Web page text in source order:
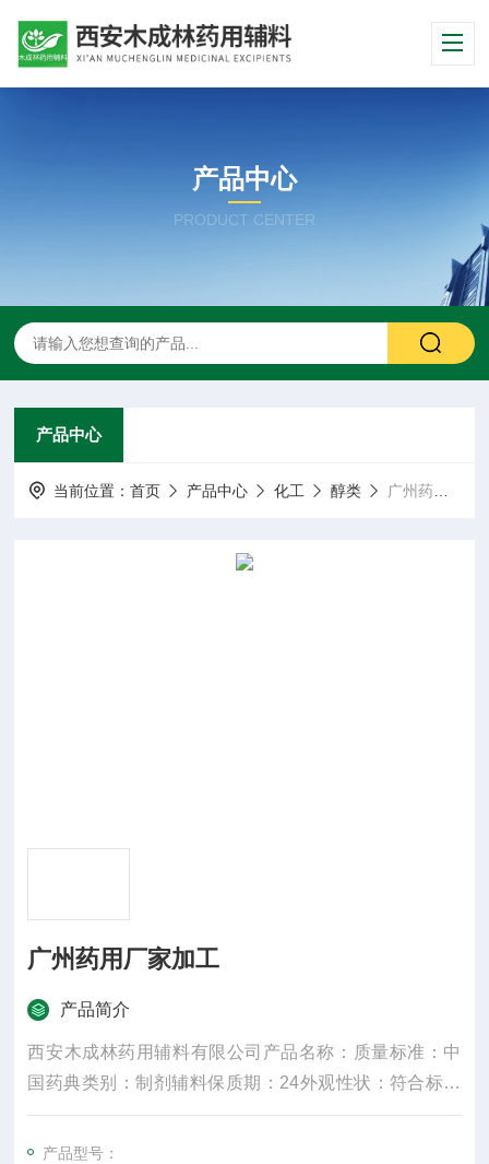
产品中心
PRODUCT CENTER
产品中心
当前位置：首页 产品中心 化工 醇类 广州药用厂家加工
广州药用厂家加工
产品简介
西安木成林药用辅料有限公司产品名称：质量标准：中
国药典类别：制剂辅料保质期：24外观性状：符合标准
规格：25kg产品名字：主要成份：颜色：白密度：300
水溶性：是适用掺量：8较低操作温度：5较高操作温
产品型号：